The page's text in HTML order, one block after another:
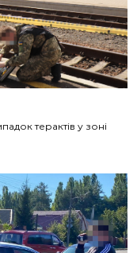
терактів у зоні